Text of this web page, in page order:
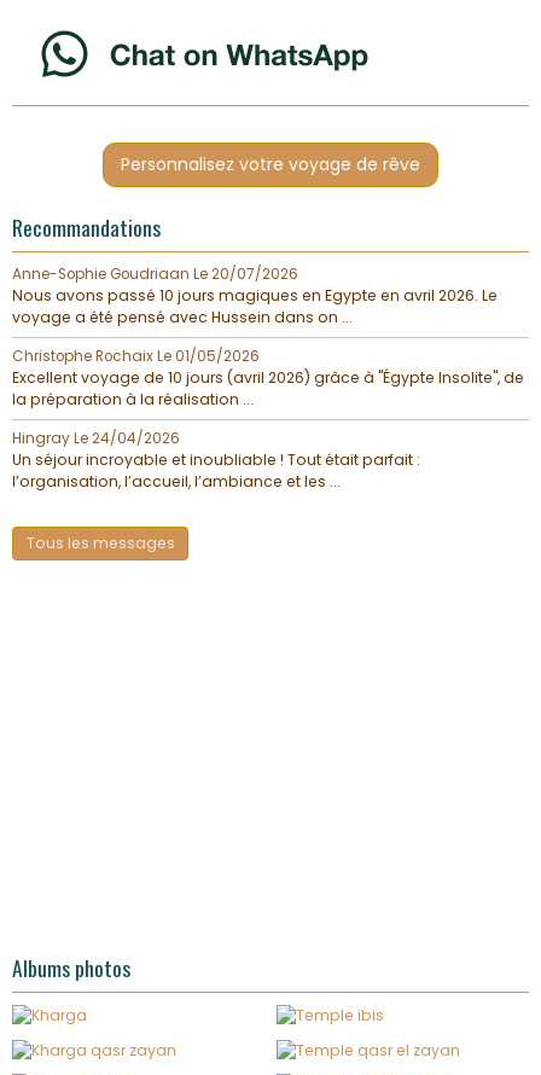
Personnalisez votre voyage de rêve
Recommandations
Anne-Sophie Goudriaan Le 20/07/2026
Nous avons passé 10 jours magiques en Egypte en avril 2026. Le
voyage a été pensé avec Hussein dans on ...
Christophe RochaixLe 01/05/2026
Excellent voyage de 10 jours (avril 2026) grâce à "Égypte Insolite", de
la préparation à la réalisation ...
HingrayLe 24/04/2026
Un séjour incroyable et inoubliable ! Tout était parfait :
l’organisation, l’accueil, l’ambiance et les ...
Tous les messages
Albums photos